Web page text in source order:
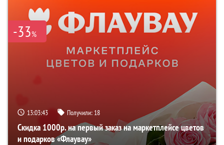
-33%
13:03:42 Получили: 18
Скидка 1000р. на первый заказ на маркетплейсе цветов
и подарков «Флаувау»